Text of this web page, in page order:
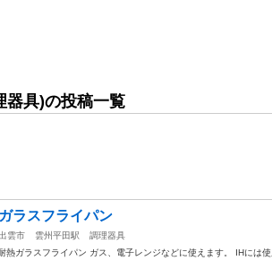
器具)の投稿一覧
ラスフライパン
雲市 雲州平田駅
調理器具
熱ガラスフライパン ガス、電子レンジなどに使えます。 IHには使